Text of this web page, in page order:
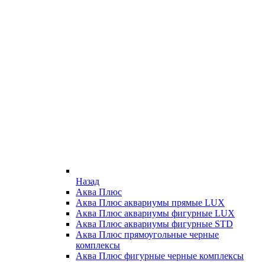
Назад
Аква Плюс
Аква Плюс аквариумы прямые LUX
Аква Плюс аквариумы фигурные LUX
Аква Плюс аквариумы фигурные STD
Аква Плюс прямоугольные черные
комплексы
Аква Плюс фигурные черные комплексы